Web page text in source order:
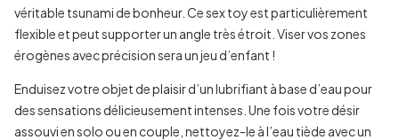
véritable tsunami de bonheur. Ce sex toy est particulièrement
flexible et peut supporter un angle très étroit. Viser vos zones
érogènes avec précision sera un jeu d’enfant !
Enduisez votre objet de plaisir d’un lubrifiant à base d’eau pour
des sensations délicieusement intenses. Une fois votre désir
assouvi en solo ou en couple, nettoyez-le à l’eau tiède avec un